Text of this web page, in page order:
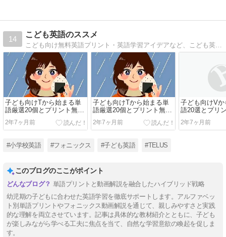
14
こども英語のススメ
こども向け無料英語プリント・英語学習アイデアなど、こども英語のヒントがここにあります！おうちで子どもに英語に触れさせたい親御さんや、個人で英語教室をされている方などにおすすめのサイトです。
子ども向けTから始まる単
語厳選20個とプリント無料
ダウンロード
2年7ヶ月前
子ども向けTから始まる単
語厳選20個とプリント無料
ダウンロード
2年7ヶ月前
子ども向けV
語20選とプリ
ンロード
2年7ヶ月前
#小学校英語 #フォニックス #子ども英語 #TELUS
このブログのここがポイント
単語プリントと動画解説を融合したハイブリッド戦略
幼児期の子どもに合わせた英語学習を徹底サポートします。アルファベッ
ト別単語プリントやフォニックス動画解説を通じて、親しみやすさと実践
的な理解を両立させています。記事は具体的な教材紹介とともに、子ども
が楽しみながら学べる工夫に焦点を当て、自然な学習意欲の喚起を促しま
す。